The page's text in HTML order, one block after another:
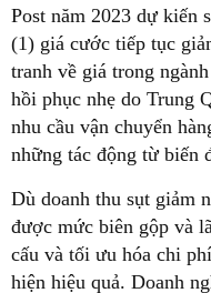
Post năm 2023 dự kiến
(1) giá cước tiếp tục
tranh về giá trong
hồi phục nhẹ do Trung
nhu cầu vận chuyển
những tác động từ biến
Dù doanh thu sụt giảm
được mức biên gộp và
cấu và tối ưu hóa chi
hiện hiệu quả. Doanh